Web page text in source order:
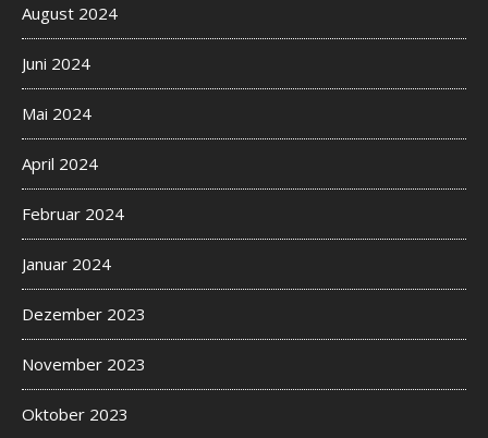
August 2024
Juni 2024
Mai 2024
April 2024
Februar 2024
Januar 2024
Dezember 2023
November 2023
Oktober 2023